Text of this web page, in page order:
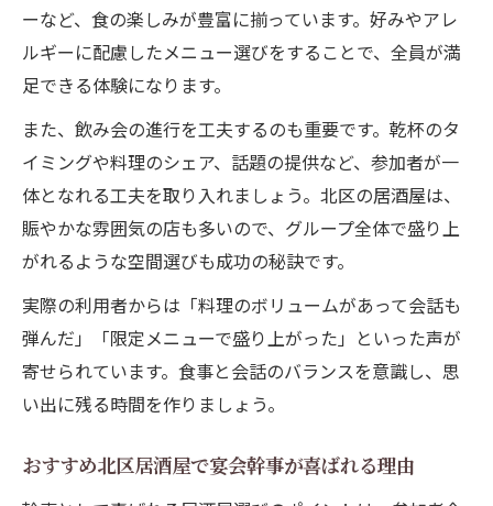
ーなど、食の楽しみが豊富に揃っています。好みやアレ
ルギーに配慮したメニュー選びをすることで、全員が満
足できる体験になります。
また、飲み会の進行を工夫するのも重要です。乾杯のタ
イミングや料理のシェア、話題の提供など、参加者が一
体となれる工夫を取り入れましょう。北区の居酒屋は、
賑やかな雰囲気の店も多いので、グループ全体で盛り上
がれるような空間選びも成功の秘訣です。
実際の利用者からは「料理のボリュームがあって会話も
弾んだ」「限定メニューで盛り上がった」といった声が
寄せられています。食事と会話のバランスを意識し、思
い出に残る時間を作りましょう。
おすすめ北区居酒屋で宴会幹事が喜ばれる理由